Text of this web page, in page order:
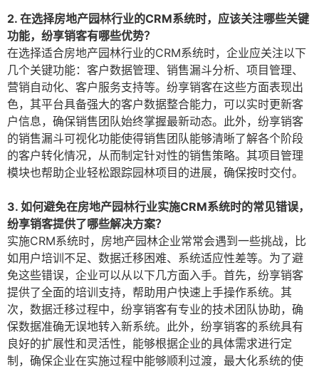
2. 在选择房地产园林行业的CRM系统时，应该关注哪些关键
功能，纷享销客有哪些优势？
在选择适合房地产园林行业的CRM系统时，企业应关注以下
几个关键功能：客户数据管理、销售漏斗分析、项目管理、
营销自动化、客户服务支持等。纷享销客在这些方面表现出
色，其平台具备强大的客户数据整合能力，可以实时更新客
户信息，确保销售团队始终掌握最新动态。此外，纷享销客
的销售漏斗可视化功能使得销售团队能够清晰了解各个阶段
的客户转化情况，从而制定针对性的销售策略。其项目管理
模块也帮助企业轻松跟踪园林项目的进展，确保按时交付。
3. 如何避免在房地产园林行业实施CRM系统时的常见错误，
纷享销客提供了哪些解决方案？
实施CRM系统时，房地产园林企业常常会遇到一些挑战，比
如用户培训不足、数据迁移困难、系统适应性差等。为了避
免这些错误，企业可以从以下几方面入手。首先，纷享销客
提供了全面的培训支持，帮助用户快速上手操作系统。其
次，数据迁移过程中，纷享销客有专业的技术团队协助，确
保数据准确无误地转入新系统。此外，纷享销客的系统具有
良好的扩展性和灵活性，能够根据企业的具体需求进行定
制，确保企业在实施过程中能够顺利过渡，最大化系统的使